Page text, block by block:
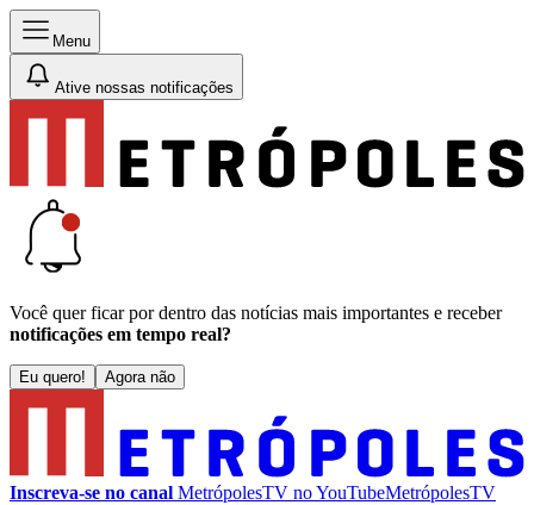
Menu
Ative nossas notificações
Você quer ficar por dentro das notícias mais importantes e receber
notificações em tempo real?
Eu quero! Agora não
Inscreva-se no canal MetrópolesTV noYouTubeMetrópolesTV